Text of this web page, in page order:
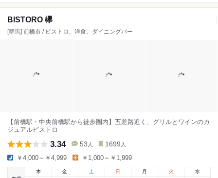
BISTORO 欅
[群馬] 前橋市 / ビストロ、洋食、ダイニングバー
【前橋駅・中央前橋駅から徒歩圏内】五差路近く、グリルとワインのカ
ジュアルビストロ
3.34 53 人 1699 人
￥4,000～￥4,999 ￥1,000～￥1,999
木
金 土 日 月 火 水